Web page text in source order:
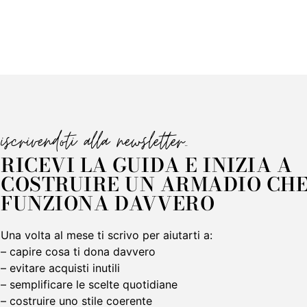
iscrivendoti alla newsletter..
RICEVI LA GUIDA E INIZIA A
COSTRUIRE UN ARMADIO
FUNZIONA DAVVERO
Una volta al mese ti scrivo per aiutarti a:
– capire cosa ti dona davvero
– evitare acquisti inutili
– semplificare le scelte quotidiane
– costruire uno stile coerente